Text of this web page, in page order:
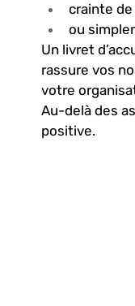
crainte de
ou
Un livret
rassure vos
votre
Au-delà des
positive.